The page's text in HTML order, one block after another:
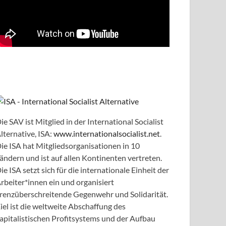
SAV ist Mitglied in der International Socialist
ISA:www.internationalsocialist.net.
ISA hat Mitgliedsorganisationen in 10
und ist auf allen Kontinenten vertreten.
ISA setzt sich für die internationale Einheit der
ein und organisiert
Gegenwehr und Solidarität.
ist die weltweite Abschaffung des
Profitsystems und der Aufbau